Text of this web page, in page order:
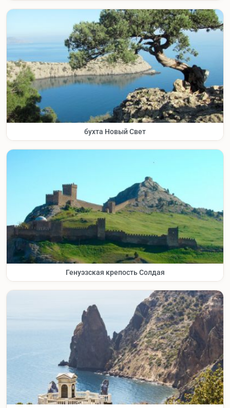
бухта Новый Свет
Генуэзская крепость Солдая